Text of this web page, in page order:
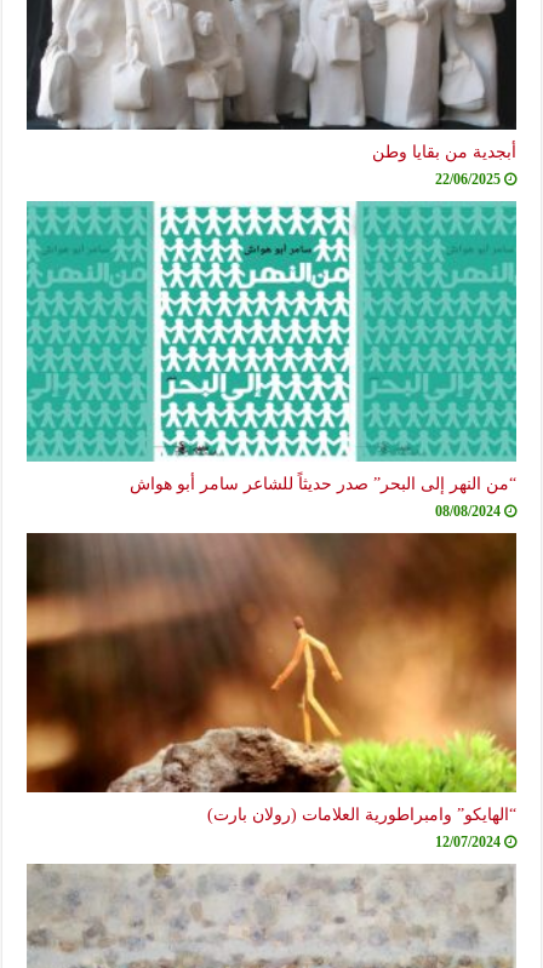
من بقايا وطن
22/06/
إلى البحر” صدر حديثاً للشاعر سامر أبو هواش
08/08/
وامبراطورية العلامات (رولان بارت)
12/07/